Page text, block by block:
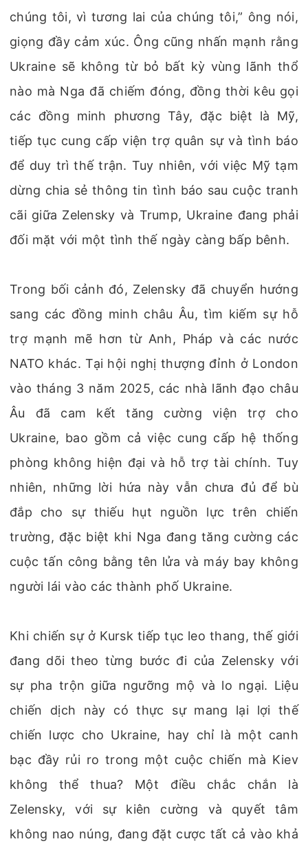
chúng tôi, vì tương lai của chúng tôi,” ông nói,
giọng đầy cảm xúc. Ông cũng nhấn mạnh rằng
Ukraine sẽ không từ bỏ bất kỳ vùng lãnh thổ
nào mà Nga đã chiếm đóng, đồng thời kêu gọi
các đồng minh phương Tây, đặc biệt là Mỹ,
tiếp tục cung cấp viện trợ quân sự và tình báo
để duy trì thế trận. Tuy nhiên, với việc Mỹ tạm
dừng chia sẻ thông tin tình báo sau cuộc tranh
cãi giữa Zelensky và Trump, Ukraine đang phải
đối mặt với một tình thế ngày càng bấp bênh.
Trong bối cảnh đó, Zelensky đã chuyển hướng
sang các đồng minh châu Âu, tìm kiếm sự hỗ
trợ mạnh mẽ hơn từ Anh, Pháp và các nước
NATO khác. Tại hội nghị thượng đỉnh ở London
vào tháng 3 năm 2025, các nhà lãnh đạo châu
Âu đã cam kết tăng cường viện trợ cho
Ukraine, bao gồm cả việc cung cấp hệ thống
phòng không hiện đại và hỗ trợ tài chính. Tuy
nhiên, những lời hứa này vẫn chưa đủ để bù
đắp cho sự thiếu hụt nguồn lực trên chiến
trường, đặc biệt khi Nga đang tăng cường các
cuộc tấn công bằng tên lửa và máy bay không
người lái vào các thành phố Ukraine.
Khi chiến sự ở Kursk tiếp tục leo thang, thế giới
đang dõi theo từng bước đi của Zelensky với
sự pha trộn giữa ngưỡng mộ và lo ngại. Liệu
chiến dịch này có thực sự mang lại lợi thế
chiến lược cho Ukraine, hay chỉ là một canh
bạc đầy rủi ro trong một cuộc chiến mà Kiev
không thể thua? Một điều chắc chắn là
Zelensky, với sự kiên cường và quyết tâm
không nao núng, đang đặt cược tất cả vào khả